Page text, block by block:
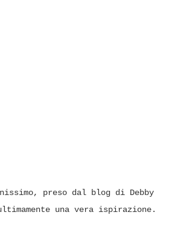
preso dal blog di Debby
una vera ispirazione.